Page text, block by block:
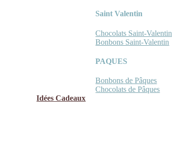
Saint Valentin
Chocolats Saint-Valentin
Bonbons Saint-Valentin
PAQUES
Bonbons de Pâques
Chocolats de Pâques
Idées Cadeaux